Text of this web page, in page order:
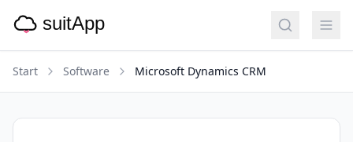
Start Software Microsoft Dynamics CRM